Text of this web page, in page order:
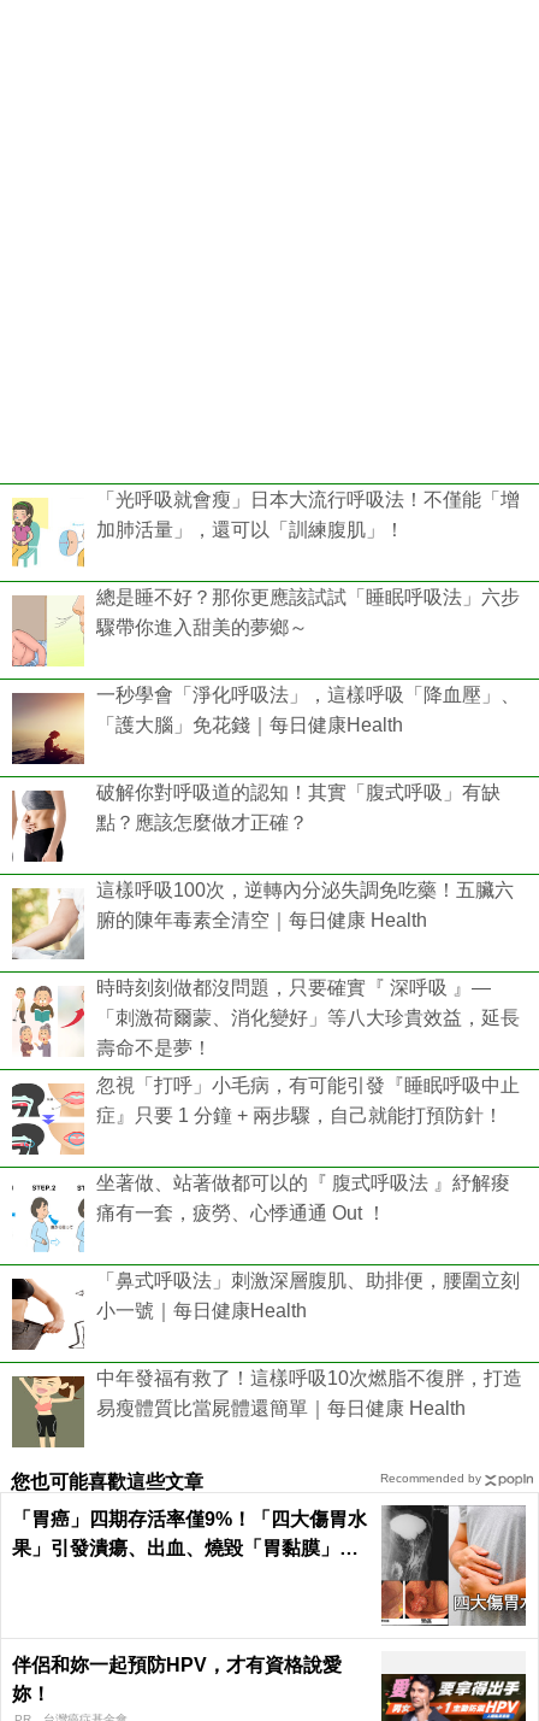
「光呼吸就會瘦」日本大流行呼吸法！不僅能「增
加肺活量」，還可以「訓練腹肌」！
總是睡不好？那你更應該試試「睡眠呼吸法」六步
驟帶你進入甜美的夢鄉～
一秒學會「淨化呼吸法」，這樣呼吸「降血壓」、
「護大腦」免花錢｜每日健康Health
破解你對呼吸道的認知！其實「腹式呼吸」有缺
點？應該怎麼做才正確？
這樣呼吸100次，逆轉內分泌失調免吃藥！五臟六
腑的陳年毒素全清空｜每日健康 Health
時時刻刻做都沒問題，只要確實『 深呼吸 』—
「刺激荷爾蒙、消化變好」等八大珍貴效益，延長
壽命不是夢！
忽視「打呼」小毛病，有可能引發『睡眠呼吸中止
症』只要 1 分鐘 + 兩步驟，自己就能打預防針！
坐著做、站著做都可以的『 腹式呼吸法 』紓解痠
痛有一套，疲勞、心悸通通 Out ！
「鼻式呼吸法」刺激深層腹肌、助排便，腰圍立刻
小一號｜每日健康Health
中年發福有救了！這樣呼吸10次燃脂不復胖，打造
易瘦體質比當屍體還簡單｜每日健康 Health
您也可能喜歡這些文章
「胃癌」四期存活率僅9%！「四大傷胃水
果」引發潰瘍、出血、燒毀「胃黏膜」不
伴侶和妳一起預防HPV，才有資格說愛
妳！
Recommended by